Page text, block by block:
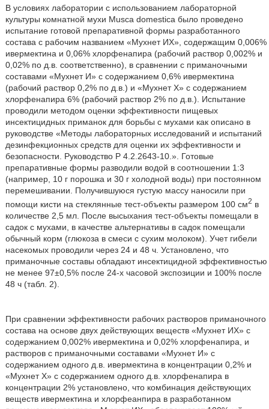
В условиях лаборатории с использованием лабораторной
культуры комнатной мухи Musca domestica было проведено
испытание готовой препаративной формы разработанного
состава с рабочим названием «Мухнет ИХ», содержащим 0,006%
ивермектина и 0,06% хлорфенапира (рабочий раствор 0,002% и
0,02% по д.в. соответственно), в сравнении с приманочными
составами «Мухнет И» с содержанием 0,6% ивермектина
(рабочий раствор 0,2% по д.в.) и «Мухнет X» с содержанием
хлорфенапира 6% (рабочий раствор 2% по д.в.). Испытание
проводили методом оценки эффективности пищевых
инсектицидных приманок для борьбы с мухами как описано в
руководстве «Методы лабораторных исследований и испытаний
дезинфекционных средств для оценки их эффективности и
безопасности. Руководство Р 4.2.2643-10.». Готовые
препаративные формы разводили водой в соотношении 1:3
(например, 10 г порошка и 30 г холодной воды) при постоянном
перемешивании. Получившуюся густую массу наносили при
помощи кисти на стеклянные тест-объекты размером 100 см2 в
количестве 2,5 мл. После высыхания тест-объекты помещали в
садок с мухами, в качестве альтернативы в садок помещали
обычный корм (глюкоза в смеси с сухим молоком). Учет гибели
насекомых проводили через 24 и 48 ч. Установлено, что
приманочные составы обладают инсектицидной эффективностью
не менее 97±0,5% после 24-х часовой экспозиции и 100% после
48 ч (табл. 2).
При сравнении эффективности рабочих растворов приманочного
состава на основе двух действующих веществ «Мухнет ИХ» с
содержанием 0,002% ивермектина и 0,02% хлорфенапира, и
растворов с приманочными составами «Мухнет И» с
содержанием одного д.в. ивермектина в концентрации 0,2% и
«Мухнет X» с содержанием одного д.в. хлорфенапира в
концентрации 2% установлено, что комбинация действующих
веществ ивермектина и хлорфеанпира в разработанном